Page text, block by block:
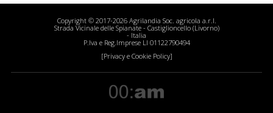
Copyright © 2017-2026 Agrilandia Soc. agricola a.r.l.
Strada Vicinale delle Spianate - Castiglioncello (Livorno)
- Italia
P.Iva e Reg.Imprese LI 01122790494
[Privacy e Cookie Policy]